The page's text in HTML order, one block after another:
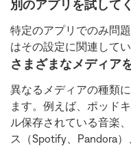
別のアプリを試して
特定のアプリでのみ問
はその設定に関連して
さまざまなメディア
異なるメディアの種類
ます。例えば、ポッド
ル保存されている音楽
ス（Spotify、Pandora